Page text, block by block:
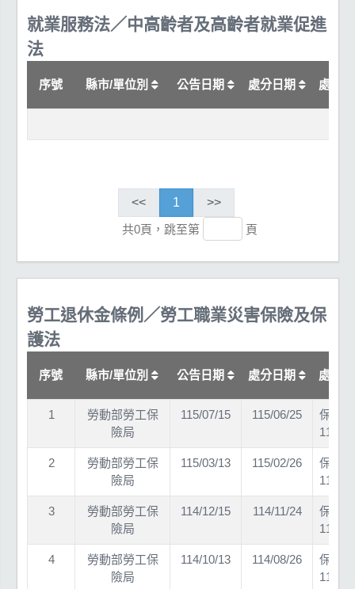
就業服務法／中高齡者及高齡者就業促進
法
序號 縣市/單位別 公告日期 處分日期 處分
<< 1
>>
共0頁，跳至第
頁
勞工退休金條例／勞工職業災害保險及保
護法
序號 縣市/單位別 公告日期 處分日期 處分
1
勞動部勞工保
險局
115/07/15 115/06/25
保退
2
勞動部勞工保
險局
115/03/13 115/02/26
保退
3
勞動部勞工保
險局
114/12/15 114/11/24
保退
4
勞動部勞工保
險局
114/10/13 114/08/26
保退